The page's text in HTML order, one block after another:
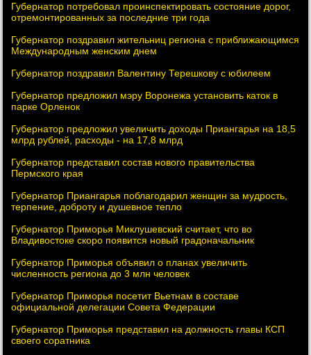
Губернатор потребовал проинспектировать состояние дорог,
отремонтированных за последние три года
Губернатор поздравил жительниц региона с приближающимся
Международным женским днем
Губернатор поздравил Валентину Терешкову с юбилеем
Губернатор предложил мэру Воронежа установить каток в
парке Орленок
Губернатор предложил увеличить доходы Приангарья на 18,5
млрд рублей, расходы - на 17,8 млрд
Губернатор представил состав нового правительства
Пермского края
Губернатор Приангарья поблагодарил женщин за мудрость,
терпение, доброту и душевное тепло
Губернатор Приморья Миклушевский считает, что во
Владивостоке скоро появится новый градоначальник
Губернатор Приморья объявил о планах увеличить
численность региона до 3 млн человек
Губернатор Приморья посетит Вьетнам в составе
официальной делегации Совета Федерации
Губернатор Приморья представил на должность главы КСП
своего соратника